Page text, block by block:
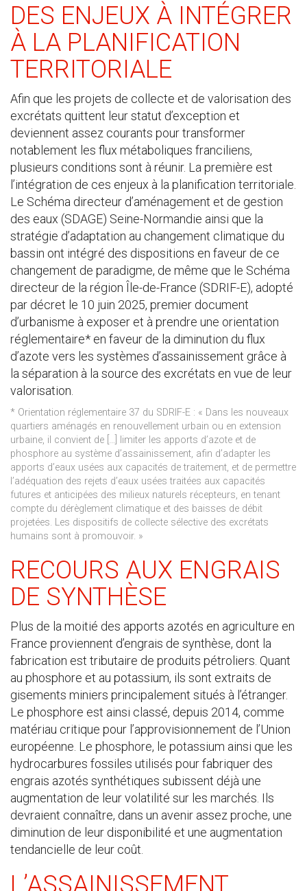
DES ENJEUX À INTÉGRER
À LA PLANIFICATION
TERRITORIALE
Afin que les projets de collecte et de valorisation des
excrétats quittent leur statut d’exception et
deviennent assez courants pour transformer
notablement les flux métaboliques franciliens,
plusieurs conditions sont à réunir. La première est
l’intégration de ces enjeux à la planification territoriale.
Le Schéma directeur d’aménagement et de gestion
des eaux (SDAGE) Seine-Normandie ainsi que la
stratégie d’adaptation au changement climatique du
bassin ont intégré des dispositions en faveur de ce
changement de paradigme, de même que le Schéma
directeur de la région Île-de-France (SDRIF-E), adopté
par décret le 10 juin 2025, premier document
d’urbanisme à exposer et à prendre une orientation
réglementaire* en faveur de la diminution du flux
d’azote vers les systèmes d’assainissement grâce à
la séparation à la source des excrétats en vue de leur
valorisation.
* Orientation réglementaire 37 du SDRIF-E : « Dans les nouveaux
quartiers aménagés en renouvellement urbain ou en extension
urbaine, il convient de […] limiter les apports d’azote et de
phosphore au système d’assainissement, afin d’adapter les
apports d’eaux usées aux capacités de traitement, et de permettre
l’adéquation des rejets d’eaux usées traitées aux capacités
futures et anticipées des milieux naturels récepteurs, en tenant
compte du dérèglement climatique et des baisses de débit
projetées. Les dispositifs de collecte sélective des excrétats
humains sont à promouvoir. »
RECOURS AUX ENGRAIS
DE SYNTHÈSE
Plus de la moitié des apports azotés en agriculture en
France proviennent d’engrais de synthèse, dont la
fabrication est tributaire de produits pétroliers. Quant
au phosphore et au potassium, ils sont extraits de
gisements miniers principalement situés à l’étranger.
Le phosphore est ainsi classé, depuis 2014, comme
matériau critique pour l’approvisionnement de l’Union
européenne. Le phosphore, le potassium ainsi que les
hydrocarbures fossiles utilisés pour fabriquer des
engrais azotés synthétiques subissent déjà une
augmentation de leur volatilité sur les marchés. Ils
devraient connaître, dans un avenir assez proche, une
diminution de leur disponibilité et une augmentation
tendancielle de leur coût.
L’ASSAINISSEMENT